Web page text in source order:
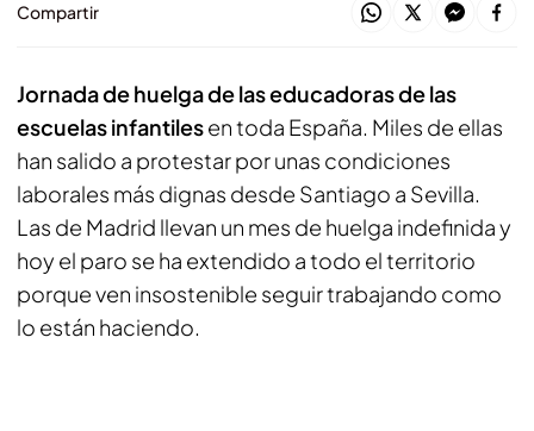
Compartir
Jornada de huelga de las educadoras de las
escuelas infantilesen toda España. Miles de ellas
han salido a protestar por unas condiciones
laborales más dignas desde Santiago a Sevilla.
Las de Madrid llevan un mes de huelga indefinida y
hoy el paro se ha extendido a todo el territorio
porque ven insostenible seguir trabajando como
lo están haciendo.